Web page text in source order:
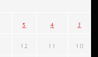
3
4
5
10
11
12